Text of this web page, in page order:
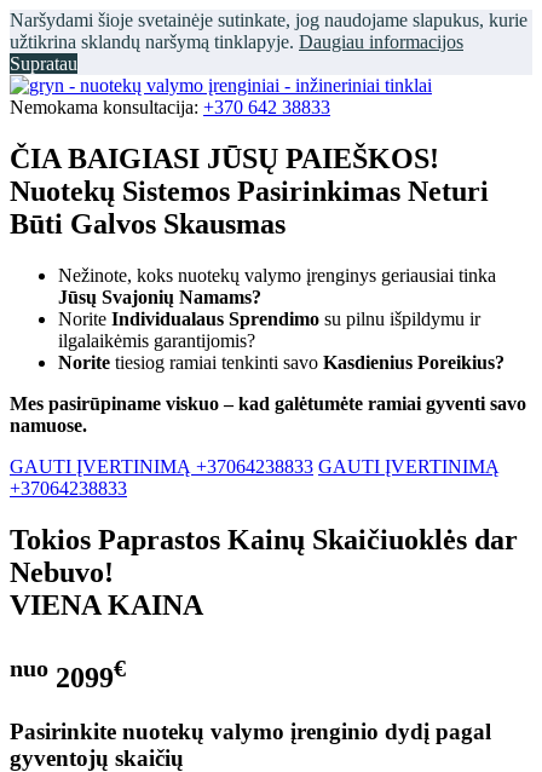
Naršydami šioje svetainėje sutinkate, jog naudojame slapukus, kurie
užtikrina sklandų naršymą tinklapyje. Daugiau informacijos
Supratau
Nemokama konsultacija: +370 642 38833
ČIA BAIGIASI JŪSŲ PAIEŠKOS!
Nuotekų Sistemos Pasirinkimas Neturi
Būti Galvos Skausmas
Nežinote, koks nuotekų valymo įrenginys geriausiai tinka
Jūsų Svajonių Namams?
Norite Individualaus Sprendimo su pilnu išpildymu ir
ilgalaikėmis garantijomis?
Norite tiesiog ramiai tenkinti savo Kasdienius Poreikius?
Mes pasirūpiname viskuo – kad galėtumėte ramiai gyventi savo
namuose.
GAUTI ĮVERTINIMĄ +37064238833 GAUTI ĮVERTINIMĄ
+37064238833
Tokios Paprastos Kainų Skaičiuoklės dar
Nebuvo!
VIENA KAINA
nuo 2099€
Pasirinkite nuotekų valymo įrenginio dydį pagal
gyventojų skaičių